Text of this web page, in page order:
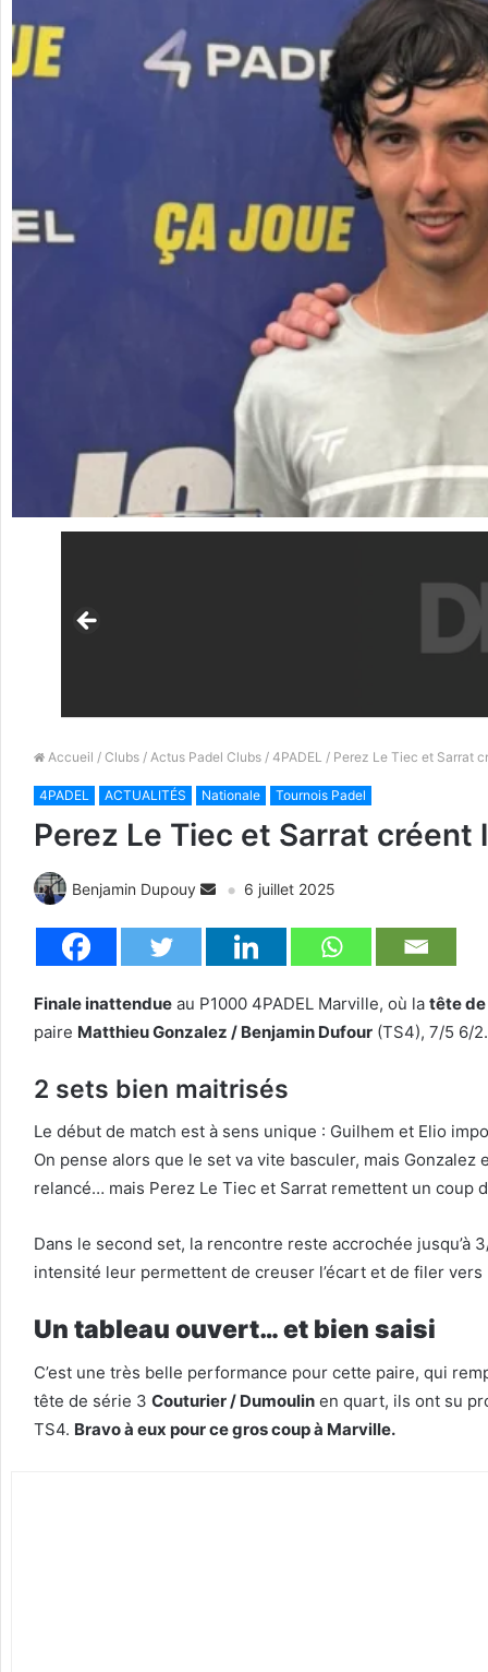
Accueil / Clubs / Actus Padel Clubs / 4PADEL / Perez Le Tiec et Sarrat
4PADEL ACTUALITÉS Nationale Tournois Padel
Perez Le Tiec et Sarrat créent
Benjamin Dupouy 6 juillet 2025
Finale inattendue au P1000 4PADEL Marville, où la tête
paire Matthieu Gonzalez / Benjamin Dufour (TS4), 7/5 6/2.
2 sets bien maitrisés
Le début de match est à sens unique : Guilhem et Elio
On pense alors que le set va vite basculer, mais
relancé… mais Perez Le Tiec et Sarrat remettent un coup
Dans le second set, la rencontre reste accrochée
intensité leur permettent de creuser l’écart et de filer
Un tableau ouvert… et bien saisi
C’est une très belle performance pour cette paire, qui
tête de série 3 Couturier / Dumoulin en quart, ils ont su
TS4. Bravo à eux pour ce gros coup à Marville.